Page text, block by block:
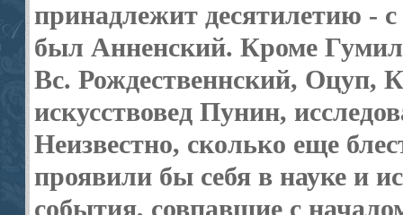
принадлежит десятилетию - с
был Анненский. Кроме
Вс. Рождественнский, Оцуп,
искусствовед Пунин,
Неизвестно, сколько еще
проявили бы себя в науке и
события, совпавшие с